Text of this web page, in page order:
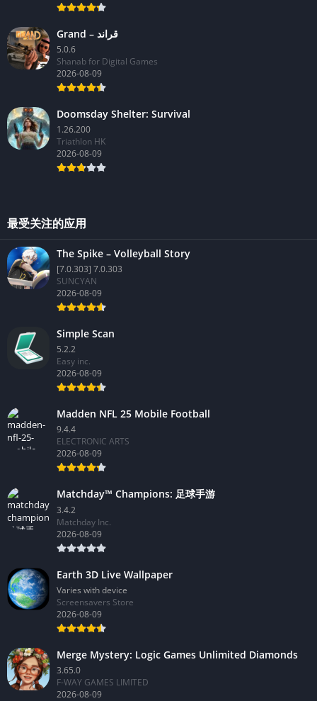
Grand – قراند
5.0.6
Shanab for Digital Games
2026-08-09
Doomsday Shelter: Survival
1.26.200
Triathlon HK
2026-08-09
最受关注的应用
The Spike – Volleyball Story
[7.0.303] 7.0.303
SUNCYAN
2026-08-09
Simple Scan
5.2.2
Easy inc.
2026-08-09
Madden NFL 25 Mobile Football
9.4.4
ELECTRONIC ARTS
2026-08-09
Matchday™ Champions: 足球手游
3.4.2
Matchday Inc.
2026-08-09
Earth 3D Live Wallpaper
Varies with device
Screensavers Store
2026-08-09
Merge Mystery: Logic Games Unlimited Diamonds
3.65.0
F-WAY GAMES LIMITED
2026-08-09